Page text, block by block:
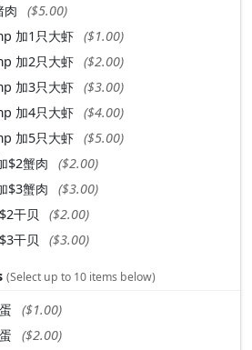
肉
($5.00)
加1只大虾 ($1.00)
加2只大虾 ($2.00)
加3只大虾 ($3.00)
加4只大虾 ($4.00)
加5只大虾 ($5.00)
$2蟹肉
($2.00)
$3蟹肉
($3.00)
干贝
($2.00)
干贝
($3.00)
(Select up to 10 items below)
($1.00)
($2.00)